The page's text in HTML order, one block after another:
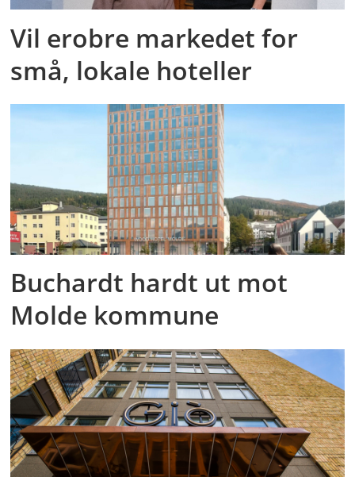
Vil erobre markedet for
små, lokale hoteller
Buchardt hardt ut mot
Molde kommune